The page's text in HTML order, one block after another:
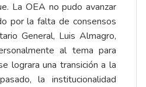
La OEA no pudo avanzar
por la falta de consensos
General, Luis Almagro,
al tema para
lograra una transición a la
la institucionalidad